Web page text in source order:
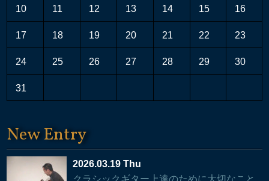
10 11 12 13 14 15 16
17 18 19 20 21 22 23
24 25 26 27 28 29 30
31
New Entry
2026.03.19 Thu
クラシックギター上達のために大切なこと